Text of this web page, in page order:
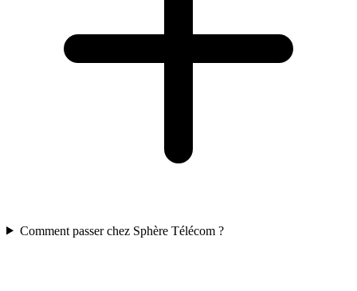
Comment passer chez Sphère Télécom ?